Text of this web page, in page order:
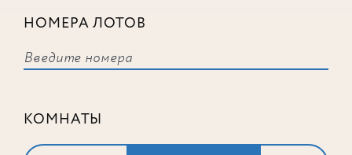
НОМЕРА ЛОТОВ
КОМНАТЫ
соответствует ни одного лота